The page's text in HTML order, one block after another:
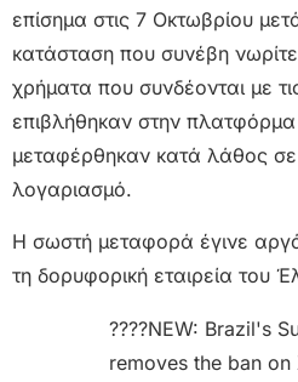
επίσημα στις 7 Οκτωβρίου
κατάσταση που συνέβη
χρήματα που συνδέονται με
επιβλήθηκαν στην πλατφόρμα
μεταφέρθηκαν κατά λάθος
λογαριασμό.
Η σωστή μεταφορά έγινε
τη δορυφορική εταιρεία του
????NEW: Brazil's
removes the ban on